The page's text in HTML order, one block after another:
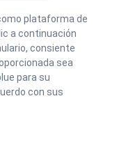
plataforma de
a continuación
consiente
sea
para su
con sus